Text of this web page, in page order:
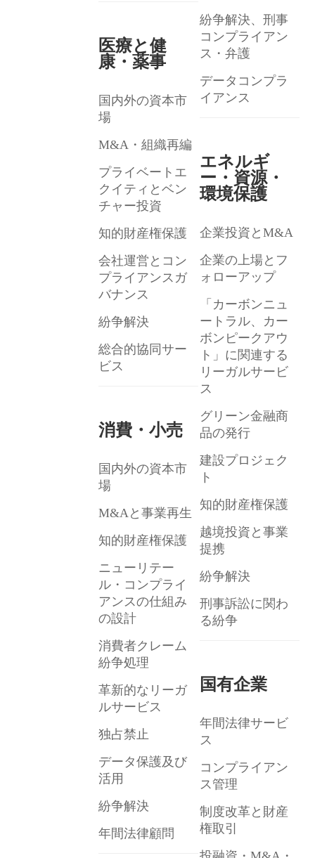
紛争解決、刑事
コンプライアン
ス・弁護
データコンプラ
イアンス
医療と健
康・薬事
国内外の資本市
場
M&A・組織再編
プライベートエ
クイティとベン
チャー投資
知的財産権保護
会社運営とコン
プライアンスガ
バナンス
紛争解決
総合的協同サー
ビス
エネルギ
ー・資源・
環境保護
企業投資とM&A
企業の上場とフ
ォローアップ
「カーボンニュ
ートラル、カー
ボンピークアウ
ト」に関連する
リーガルサービ
ス
グリーン金融商
品の発行
建設プロジェク
ト
知的財産権保護
越境投資と事業
提携
紛争解決
刑事訴訟に関わ
る紛争
消費・小売
国内外の資本市
場
M&Aと事業再生
知的財産権保護
ニューリテー
ル・コンプライ
アンスの仕組み
の設計
消費者クレーム
紛争処理
革新的なリーガ
ルサービス
独占禁止
データ保護及び
活用
紛争解決
年間法律顧問
国有企業
年間法律サービ
ス
コンプライアン
ス管理
制度改革と財産
権取引